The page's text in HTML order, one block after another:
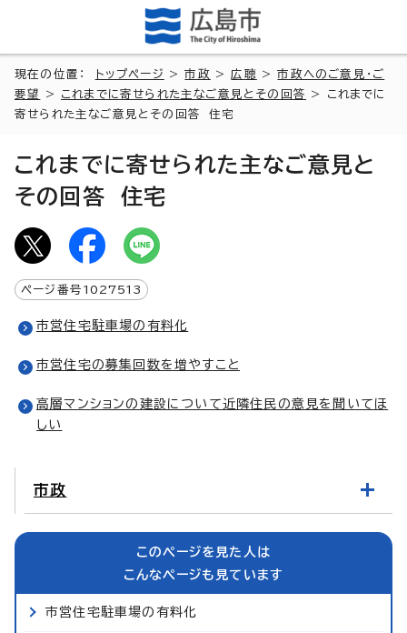
現在の位置： トップページ >市政 >広聴 >市政へのご意見・ご
要望
> これまでに寄せられた主なご意見とその回答
> これまでに
寄せられた主なご意見とその回答 住宅
これまでに寄せられた主なご意見と
その回答 住宅
ページ番号 1027513
市営住宅駐車場の有料化
市営住宅の募集回数を増やすこと
高層マンションの建設について近隣住民の意見を聞いてほ
しい
市政
このページを見た人は
こんなページも見ています
市営住宅駐車場の有料化